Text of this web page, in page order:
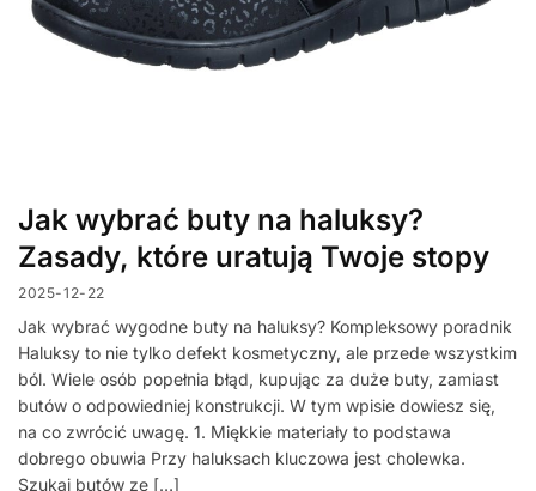
Jak wybrać buty na haluksy?
Zasady, które uratują Twoje stopy
2025-12-22
Jak wybrać wygodne buty na haluksy? Kompleksowy poradnik
Haluksy to nie tylko defekt kosmetyczny, ale przede wszystkim
ból. Wiele osób popełnia błąd, kupując za duże buty, zamiast
butów o odpowiedniej konstrukcji. W tym wpisie dowiesz się,
na co zwrócić uwagę. 1. Miękkie materiały to podstawa
dobrego obuwia Przy haluksach kluczowa jest cholewka.
Szukaj butów ze […]